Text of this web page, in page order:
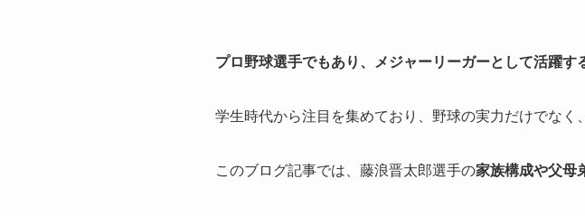
プロ野球選手でもあり、メジャーリーガーとして活躍す
学生時代から注目を集めており、野球の実力だけでなく
このブログ記事では、藤浪晋太郎選手の家族構成や父母